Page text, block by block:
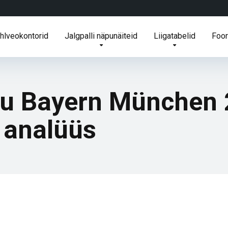
Jalgpalli näpunäiteid Liigatabelid
Bayern